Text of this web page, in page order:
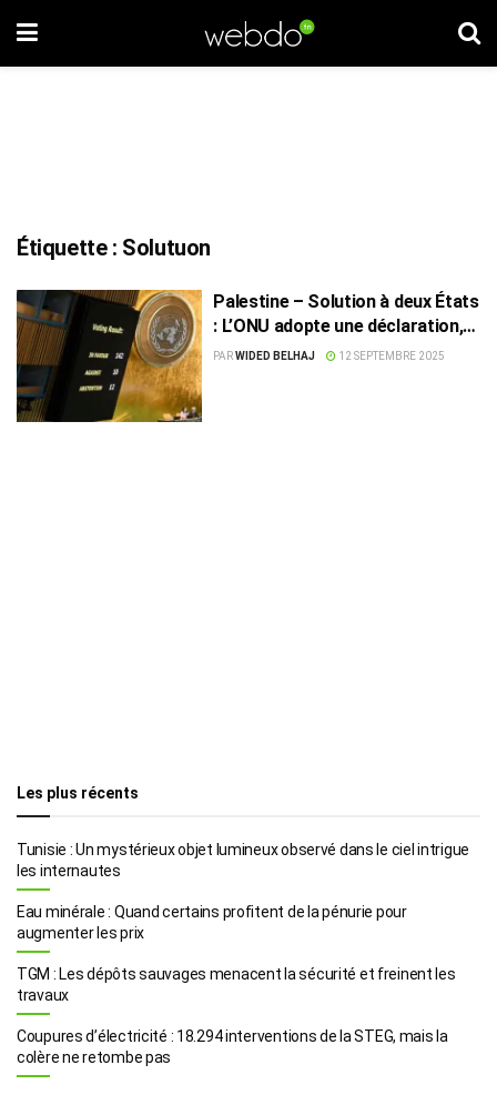
Étiquette : Solutuon
Palestine – Solution à deux États
: L’ONU adopte une déclaration,
la Tunisie absente du vote
PARWIDED BELHAJ 12 SEPTEMBRE 2025
Les plus récents
Tunisie : Un mystérieux objet lumineux observé dans le ciel intrigue
les internautes
Eau minérale : Quand certains profitent de la pénurie pour
augmenter les prix
TGM : Les dépôts sauvages menacent la sécurité et freinent les
travaux
Coupures d’électricité : 18.294 interventions de la STEG, mais la
colère ne retombe pas